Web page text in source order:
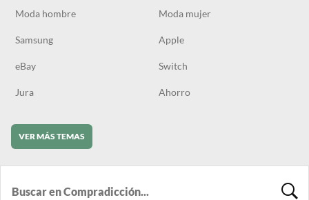
Moda hombre Moda mujer
Samsung Apple
eBay Switch
Jura Ahorro
VER MÁS TEMAS